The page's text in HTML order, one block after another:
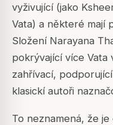
vyživující (jako
Vata) a některé mají
Složení Narayana
pokrývající více Vata
zahřívací,
klasickí autoři
To neznamená, že